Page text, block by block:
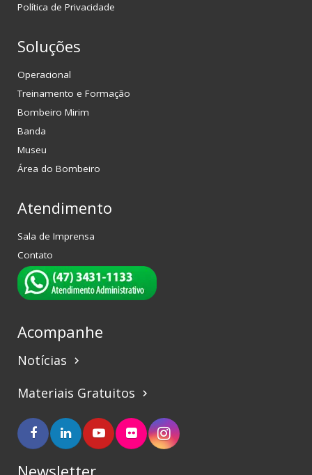
Política de Privacidade
Soluções
Operacional
Treinamento e Formação
Bombeiro Mirim
Banda
Museu
Área do Bombeiro
Atendimento
Sala de Imprensa
Contato
Acompanhe
Notícias keyboard_arrow_right
Materiais Gratuitos keyboard_arrow_right